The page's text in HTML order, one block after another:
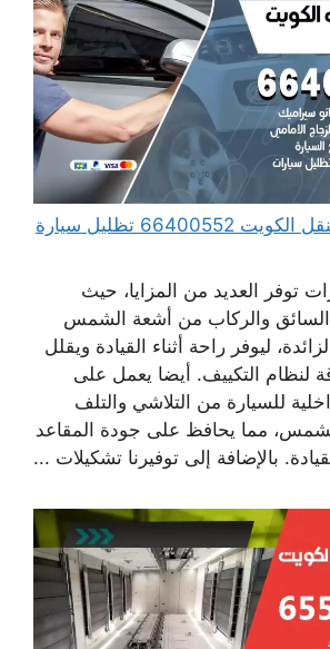
تظليل سيارات متنقل الكويت 66400552 تظليل سيارة
توفر العديد من المزايا، حيث
والركاب من أشعة الشمس
ليوفر راحة أثناء القيادة ويقلل
لنظام التكييف. أيضا يعمل على
للسيارة من التلاشي والتلف
مما يحافظ على جودة المقاعد
بالإضافة إلى توفيرنا تشكيلات ...